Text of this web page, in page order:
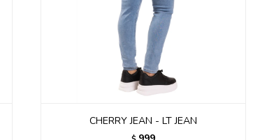
CHERRY JEAN - LT JEAN